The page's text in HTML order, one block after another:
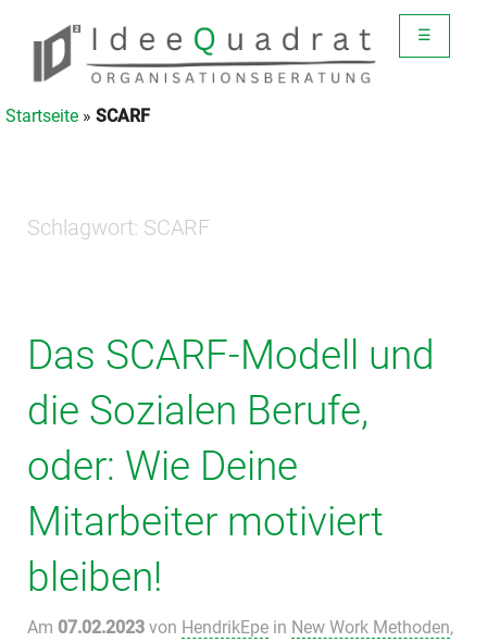
☰
Startseite » SCARF
Schlagwort: SCARF
Das SCARF-Modell und
die Sozialen Berufe,
oder: Wie Deine
Mitarbeiter motiviert
bleiben!
Am 07.02.2023 von HendrikEpe in New Work Methoden,